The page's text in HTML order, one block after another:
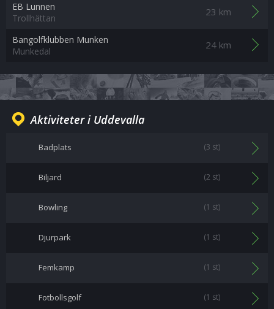
EB Lunnen
Trollhättan
23 km
Bangolfklubben Munken
Munkedal
24 km
Aktiviteter i Uddevalla
Badplats (3 st)
Biljard (2 st)
Bowling (1 st)
Djurpark (1 st)
Femkamp (1 st)
Fotbollsgolf (1 st)